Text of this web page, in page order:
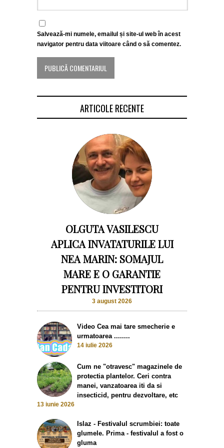
Salvează-mi numele, emailul și site-ul web în acest
navigator pentru data viitoare când o să comentez.
ARTICOLE RECENTE
OLGUTA VASILESCU
APLICA INVATATURILE LUI
NEA MARIN: SOMAJUL
MARE E O GARANTIE
PENTRU INVESTITORI
3 august 2026
Video Cea mai tare smecherie e
urmatoarea ........
14 iulie 2026
Cum ne "otravesc" magazinele de
protectia plantelor. Ceri contra
manei, vanzatoarea iti da si
insecticid, pentru dezvoltare, etc
13 iunie 2026
Islaz - Festivalul scrumbiei: toate
glumele. Prima - festivalul a fost o
gluma